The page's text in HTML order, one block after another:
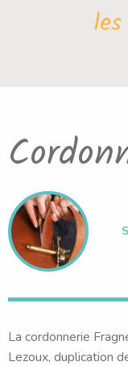
La cordonnerie
Lezoux, duplication